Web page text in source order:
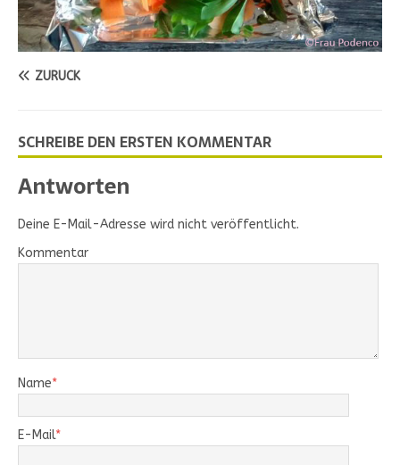
ZURÜCK
SCHREIBE DEN ERSTEN KOMMENTAR
Antworten
Deine E-Mail-Adresse wird nicht veröffentlicht.
Kommentar
Name*
E-Mail*